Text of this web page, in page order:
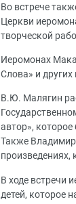
Во встрече
Церкви
творческой
Иеромонах
Слова» и других
В.Ю. Малягин
автор»,
Также Владимир
В ходе встречи
детей, которое